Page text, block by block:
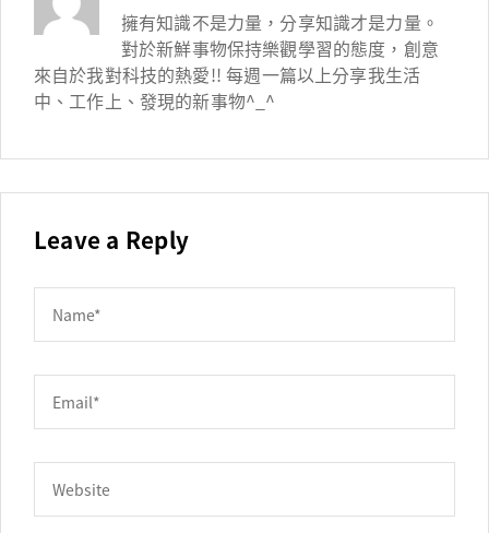
擁有知識不是力量，分享知識才是力量。
對於新鮮事物保持樂觀學習的態度，創意
來自於我對科技的熱愛!! 每週一篇以上分享我生活
中、工作上、發現的新事物^_^
Leave a Reply